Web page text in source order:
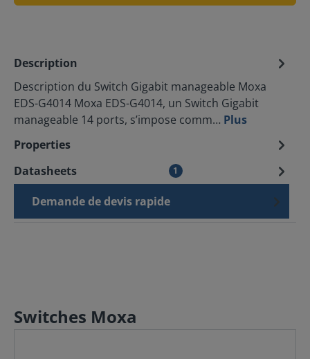
Description
Description du Switch Gigabit manageable Moxa
EDS-G4014 Moxa EDS-G4014, un Switch Gigabit
manageable 14 ports, s’impose comm… Plus
Properties
Datasheets
1
Demande de devis rapide
Switches Moxa